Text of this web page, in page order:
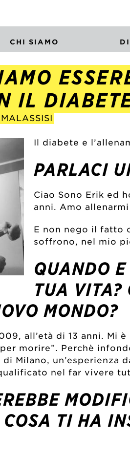
CHI SIAMO
IL
Il diabete e
PARLACI
Ciao Sono Erik ed
anni. Amo
E non nego il fatto
soffrono, nel mio
QUANDO
TUA VITA?
MONDO?
all’età di 13 anni. Mi
morire”. Perchè
di Milano,
nel far vivere
TI HA